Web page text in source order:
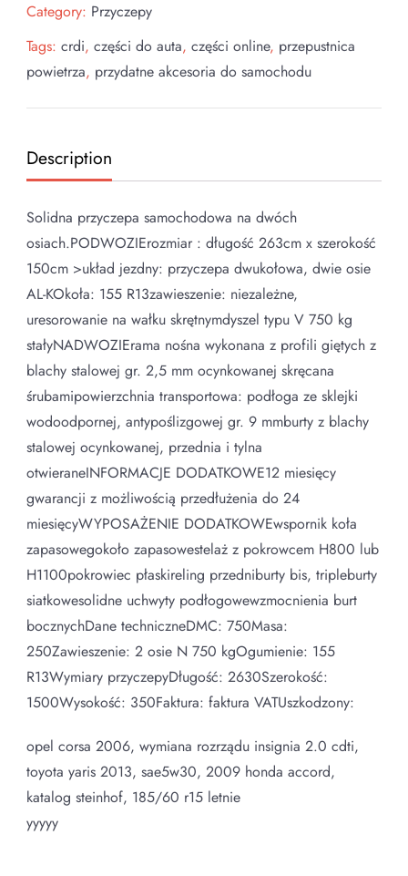
Category: Przyczepy
Tags: crdi, części do auta, części online, przepustnica
powietrza, przydatne akcesoria do samochodu
Description
Solidna przyczepa samochodowa na dwóch
osiach.PODWOZIErozmiar : długość 263cm x szerokość
150cm >układ jezdny: przyczepa dwukołowa, dwie osie
AL-KOkoła: 155 R13zawieszenie: niezależne,
uresorowanie na wałku skrętnymdyszel typu V 750 kg
stałyNADWOZIErama nośna wykonana z profili giętych z
blachy stalowej gr. 2,5 mm ocynkowanej skręcana
śrubamipowierzchnia transportowa: podłoga ze sklejki
wodoodpornej, antypoślizgowej gr. 9 mmburty z blachy
stalowej ocynkowanej, przednia i tylna
otwieraneINFORMACJE DODATKOWE12 miesięcy
gwarancji z możliwością przedłużenia do 24
miesięcyWYPOSAŻENIE DODATKOWEwspornik koła
zapasowegokoło zapasowestelaż z pokrowcem H800 lub
H1100pokrowiec płaskireling przedniburty bis, tripleburty
siatkowesolidne uchwyty podłogowewzmocnienia burt
bocznychDane techniczneDMC: 750Masa:
250Zawieszenie: 2 osie N 750 kgOgumienie: 155
R13Wymiary przyczepyDługość: 2630Szerokość:
1500Wysokość: 350Faktura: faktura VATUszkodzony:
opel corsa 2006, wymiana rozrządu insignia 2.0 cdti,
toyota yaris 2013, sae5w30, 2009 honda accord,
katalog steinhof, 185/60 r15 letnie
yyyyy